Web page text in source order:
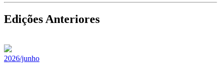
Edições Anteriores
2026/junho